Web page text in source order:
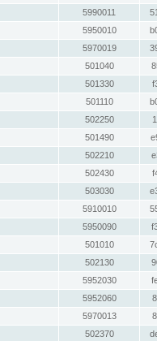
5990011
5950010
5970019
501040
501330
501110
502250
501490
502210
502430
503030
5910010
5950090
501010
502130
5952030
5952060
5970013
502370